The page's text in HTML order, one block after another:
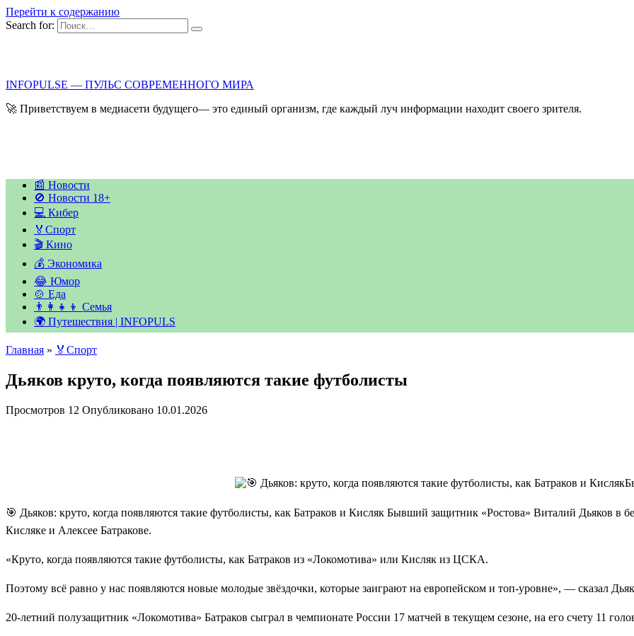
Перейти к содержанию
Search for:
INFOPULSE — ПУЛЬС СОВРЕМЕННОГО МИРА
🚀 Приветствуем в медиасети будущего— это единый организм, где каждый луч информации находит своего зрителя.
📰 Новости
🚫 Новости 18+
💻 Кибер
🏅Спорт
🎬 Кино
💰 Экономика
😂 Юмор
🍲 Еда
👨‍👩‍👧‍👦 Семья
🌍 Путешествия | INFOPULS
Главная » 🏅Спорт
Дьяков круто, когда появляются такие футболисты
Просмотров 12 Опубликовано 10.01.2026
🎯 Дьяков: круто, когда появляются такие футболисты, как Батраков и Кисляк Бывший защитник «Ростова» Виталий Дьяков в
Кисляке и Алексее Батракове.
«Круто, когда появляются такие футболисты, как Батраков из «Локомотива» или Кисляк из ЦСКА.
Поэтому всё равно у нас появляются новые молодые звёздочки, которые заиграют на европейском и топ-уровне», — cказал
20-летний полузащитник «Локомотива» Батраков сыграл в чемпионате России 17 матчей в текущем сезоне, на его счету 11